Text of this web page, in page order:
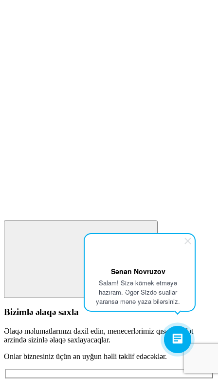
Sənan Novruzov
Salam! Sizə kömək etməyə
hazıram. Əgər Sizdə suallar
yaransa mənə yaza bilərsiniz.
Bizimlə əlaqə saxla
Əlaqə məlumatlarınızı daxil edin, menecerlərimiz qısa müddət
ərzində sizinlə əlaqə saxlayacaqlar.
Onlar biznesiniz üçün ən uyğun həlli təklif edəcəklər.